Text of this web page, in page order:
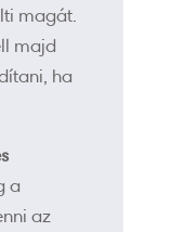
magát.
majd
ha
a
az